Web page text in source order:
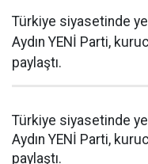
Türkiye siyasetinde
Aydın YENİ Parti,
paylaştı.
Türkiye siyasetinde
Aydın YENİ Parti,
paylaştı.